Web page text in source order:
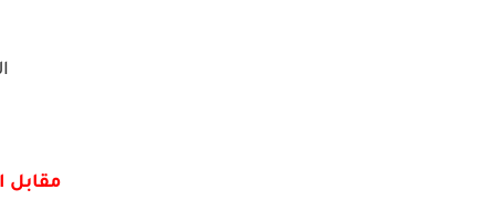
مقابل